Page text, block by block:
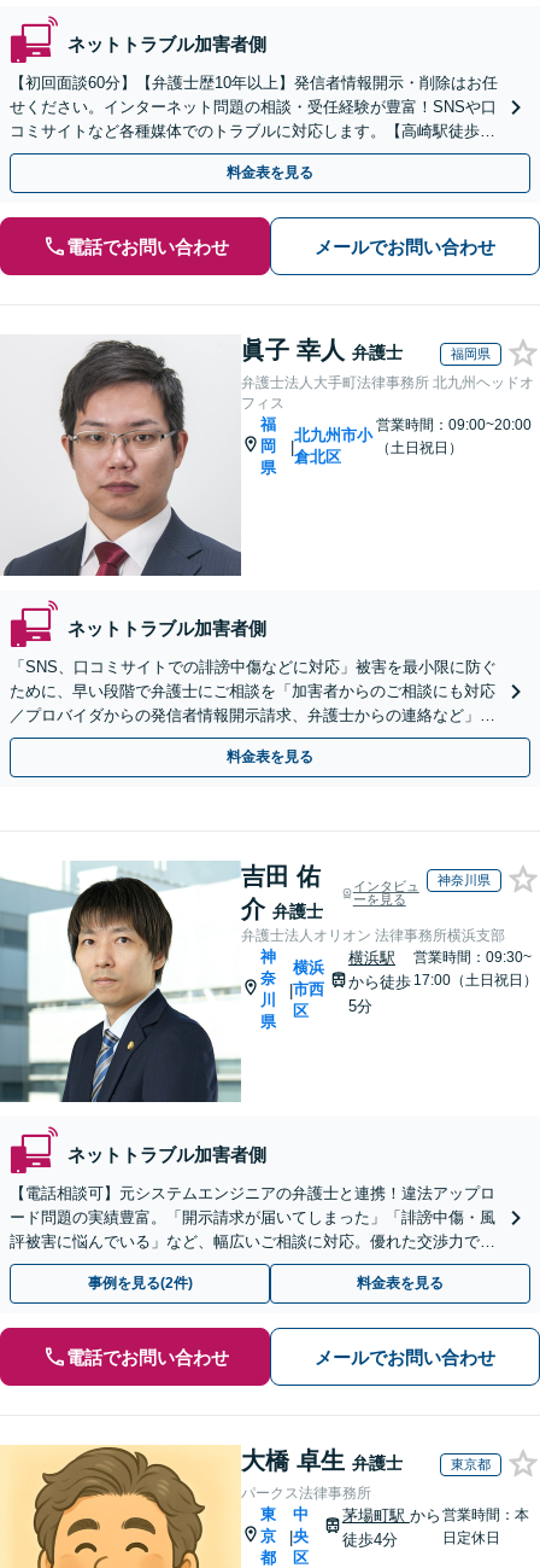
ネットトラブル加害者側
【初回面談60分】【弁護士歴10年以上】発信者情報開示・削除はお任
せください。インターネット問題の相談・受任経験が豊富！SNSや口
コミサイトなど各種媒体でのトラブルに対応します。【高崎駅徒歩15
分】お気軽にご相談ください。
料金表を見る
電話でお問い合わせ メールでお問い合わせ
眞子 幸人 弁護士 福岡県
弁護士法人大手町法律事務所 北九州ヘッドオ
フィス
福
岡
県
|
北九州市小
倉北区
営業時間：09:00~20:00
（土日祝日）
ネットトラブル加害者側
「SNS、口コミサイトでの誹謗中傷などに対応」被害を最小限に防ぐ
ために、早い段階で弁護士にご相談を「加害者からのご相談にも対応
／プロバイダからの発信者情報開示請求、弁護士からの連絡など」法
人の風評被害対策にも対応【休日・夜間相談可】
料金表を見る
吉田 佑
介 弁護士
インタビュ
ーを見る
神奈川県
弁護士法人オリオン 法律事務所横浜支部
神
奈
川
県
|
横浜
市西
区
横浜駅
から徒歩
5分
営業時間：09:30~
17:00（土日祝日）
ネットトラブル加害者側
【電話相談可】元システムエンジニアの弁護士と連携！違法アップロ
ード問題の実績豊富。「開示請求が届いてしまった」「誹謗中傷・風
評被害に悩んでいる」など、幅広いご相談に対応。優れた交渉力で最
短の解決を目指します【横浜駅8分】【夜間・休日対応】
事例を見る(2件) 料金表を見る
電話でお問い合わせ メールでお問い合わせ
大橋 卓生 弁護士 東京都
パークス法律事務所
東
京
都
|
中
央
区
茅場町駅 から
徒歩4分
営業時間：本
日定休日